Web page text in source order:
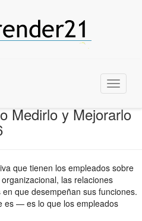
Menu
Medirlo y Mejorarlo
que tienen los empleados sobre
las relaciones
que desempeñan sus funciones.
es — es lo que los empleados